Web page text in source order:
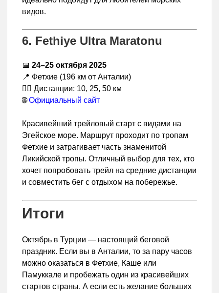
видов.
6. Fethiye Ultra Maratonu
📅 24–25 октября 2025
📍 Фетхие (196 км от Анталии)
🏃‍♂️ Дистанции: 10, 25, 50 км
🌐Официальный сайт
Красивейший трейловый старт с видами на
Эгейское море. Маршрут проходит по тропам
Фетхие и затрагивает часть знаменитой
Ликийской тропы. Отличный выбор для тех, кто
хочет попробовать трейл на средние дистанции
и совместить бег с отдыхом на побережье.
Итоги
Октябрь в Турции — настоящий беговой
праздник. Если вы в Анталии, то за пару часов
можно оказаться в Фетхие, Каше или
Памуккале и пробежать один из красивейших
стартов страны. А если есть желание больших